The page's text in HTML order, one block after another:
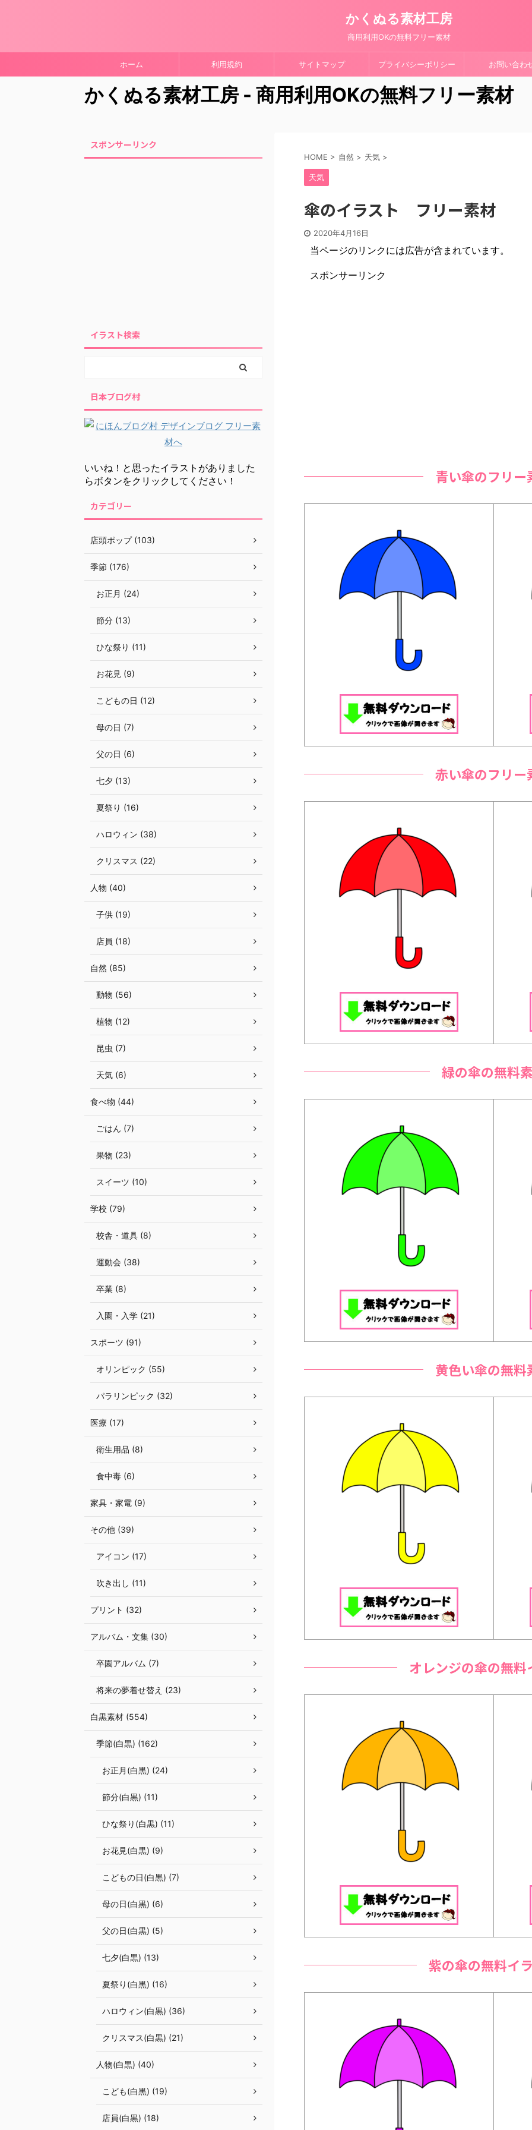
かくぬる素材工房
商用利用OKの無料フリー素材
ホーム 利用規約 サイトマップ プライバシーポリシー お問い合わ
かくぬる素材工房 - 商用利用OKの無料フリー素材
HOME > 自然 > 天気 >
天気
傘のイラスト フリー素材
2020年4月16日
当ページのリンクには広告が含まれています。
スポンサーリンク
青い傘のフリー
赤い傘のフリー
緑の傘の無料
黄色い傘の無料
オレンジの傘の無料
紫の傘の無料イ
スポンサーリンク
イラスト検索
日本ブログ村
いいね！と思ったイラストがありました
らボタンをクリックしてください！
カテゴリー
店頭ポップ (103)
季節 (176)
お正月 (24)
節分 (13)
ひな祭り (11)
お花見 (9)
こどもの日 (12)
母の日 (7)
父の日 (6)
七夕 (13)
夏祭り (16)
ハロウィン (38)
クリスマス (22)
人物 (40)
子供 (19)
店員 (18)
自然 (85)
動物 (56)
植物 (12)
昆虫 (7)
天気 (6)
食べ物 (44)
ごはん (7)
果物 (23)
スイーツ (10)
学校 (79)
校舎・道具 (8)
運動会 (38)
卒業 (8)
入園・入学 (21)
スポーツ (91)
オリンピック (55)
パラリンピック (32)
医療 (17)
衛生用品 (8)
食中毒 (6)
家具・家電 (9)
その他 (39)
アイコン (17)
吹き出し (11)
プリント (32)
アルバム・文集 (30)
卒園アルバム (7)
将来の夢着せ替え (23)
白黒素材 (554)
季節(白黒) (162)
お正月(白黒) (24)
節分(白黒) (11)
ひな祭り(白黒) (11)
お花見(白黒) (9)
こどもの日(白黒) (7)
母の日(白黒) (6)
父の日(白黒) (5)
七夕(白黒) (13)
夏祭り(白黒) (16)
ハロウィン(白黒) (36)
クリスマス(白黒) (21)
人物(白黒) (40)
こども(白黒) (19)
店員(白黒) (18)